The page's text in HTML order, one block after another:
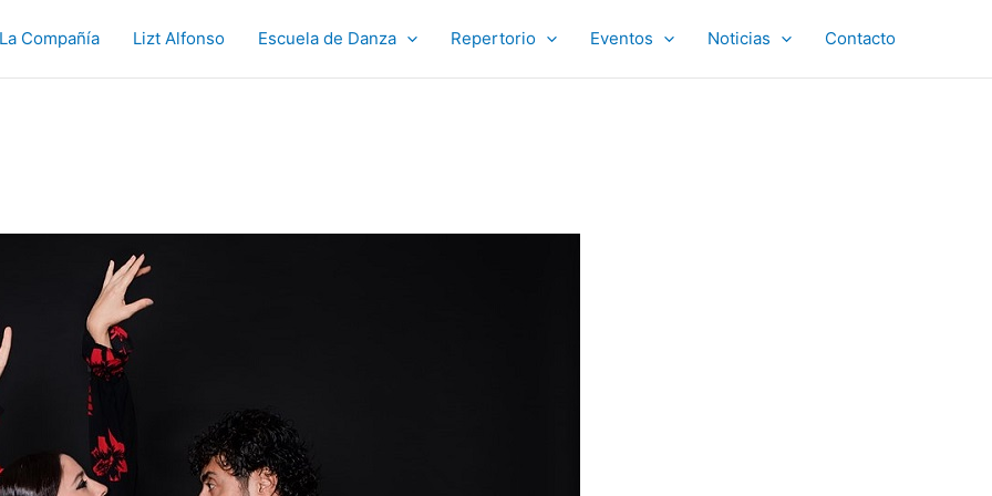
La Compañía Lizt Alfonso Escuela de Danza Repertorio Eventos Noticias Contacto